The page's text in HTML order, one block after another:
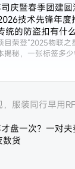
庆暨春季团建圆
技术先锋年度
统的防盗扣有
选择
目荣登“2025物联之
揭秘，一张标签多
服装同行早用
盘一次？一对
数货